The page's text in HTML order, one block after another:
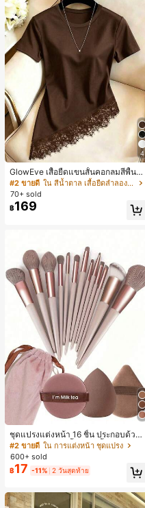
4
GlowEve เสื้อยืดแขนสั้นคอกลมสีพื้นลำ
ลองอเนกประสงค์สำหรับผู้หญิง
#2 ขายดี
ใน สีน้ำตาล เสื้อยืดลำลองพื้นฐาน
70+ sold
฿169
ชุดแปรงแต่งหน้า 16 ชิ้น ประกอบด้วยแ
ปรงแต่งหน้า 13 ชิ้น, ฟองน้ำแต่งหน้ารู
ปหยดน้ำ 1 ชิ้น, แปรงแป้งรองพื้นกลม 1
ชิ้น และฟองน้ำแต่งหน้ารูปสามเหลี่ยม
1 ชิ้น - ชุดคลาสสิก ทำจากขนสังเคราะ
หญิงและเด็กผู้หญิง เหมาะสำหรับฤดูใบ
ไม้ร่วงและฤดูหนาว
#2 ขายดี ใน การแต่งหน้า ชุดแปรง
600+ sold
฿17 -11% 2 วันสุดท้าย